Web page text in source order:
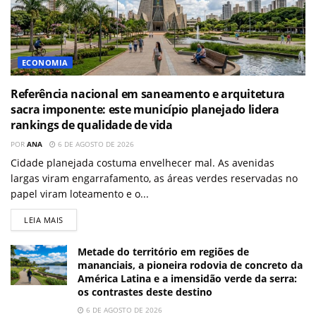
ECONOMIA
Referência nacional em saneamento e arquitetura
sacra imponente: este município planejado lidera
rankings de qualidade de vida
POR ANA 6 DE AGOSTO DE 2026
Cidade planejada costuma envelhecer mal. As avenidas
largas viram engarrafamento, as áreas verdes reservadas no
papel viram loteamento e o...
LEIA MAIS
Metade do território em regiões de
mananciais, a pioneira rodovia de concreto da
América Latina e a imensidão verde da serra:
os contrastes deste destino
6 DE AGOSTO DE 2026